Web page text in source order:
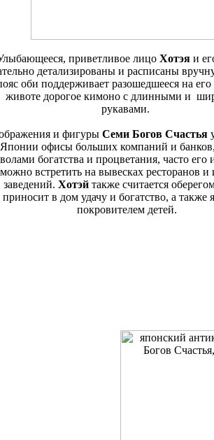
приветливое лицо Хотэяи
детализированы и расписаны
оби поддерживает разошедшееся на
животе дорогое кимоно с длинными и
рукавами.
и фигуры Семи Богов Счастья
Японии офисы больших компаний и банков,
богатства и процветания, часто его
можно встретить на вывесках ресторанов и
заведений. Хотэйтакже считается
приносит в дом удачу и богатство, а также
покровителем детей.